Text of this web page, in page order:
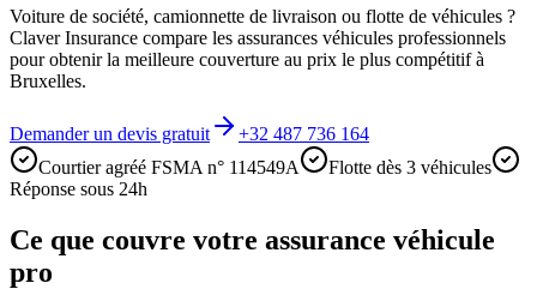
Voiture de société, camionnette de livraison ou flotte de véhicules ?
Claver Insurance compare les assurances véhicules professionnels
pour obtenir la meilleure couverture au prix le plus compétitif à
Bruxelles.
Demander un devis gratuit
+32 487 736 164
Courtier agréé FSMA n° 114549A
Flotte dès 3 véhicules
Réponse sous 24h
Ce que couvre votre assurance véhicule
pro